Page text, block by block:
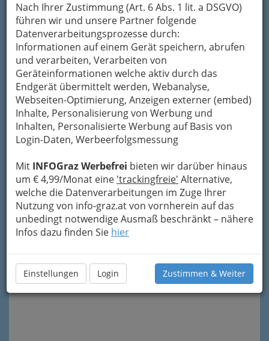
Nach Ihrer Zustimmung (Art. 6 Abs. 1 lit. a DSGVO)
führen wir und unsere Partner folgende
Datenverarbeitungsprozesse durch:
Informationen auf einem Gerät speichern, abrufen
und verarbeiten, Verarbeiten von
Geräteinformationen welche aktiv durch das
Endgerät übermittelt werden, Webanalyse,
Webseiten-Optimierung, Anzeigen externer (embed)
Inhalte, Personalisierung von Werbung und
Inhalten, Personalisierte Werbung auf Basis von
Login-Daten, Werbeerfolgsmessung
Mit INFOGraz Werbefrei bieten wir darüber hinaus
um € 4,99/Monat eine 'trackingfreie' Alternative,
welche die Datenverarbeitungen im Zuge Ihrer
Nutzung von info-graz.at von vornherein auf das
unbedingt notwendige Ausmaß beschränkt – nähere
Infos dazu finden Sie hier
Einstellungen Login Zustimmen & Weiter
Meine Email Adresse
Mein Betreff
Meine Nachricht
Meine Nachricht senden